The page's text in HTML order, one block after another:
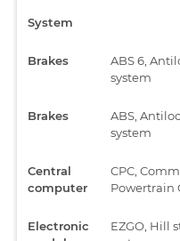
System
Brakes
ABS 6,
system
Brakes
ABS,
system
Central
computer
CPC,
Powertrain
Electronic
EZGO, Hill